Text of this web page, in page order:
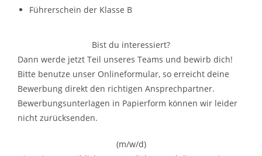
Führerschein der Klasse B
Bist du interessiert?
Dann werde jetzt Teil unseres Teams und bewirb dich!
Bitte benutze unser Onlineformular, so erreicht deine
Bewerbung direkt den richtigen Ansprechpartner.
Bewerbungsunterlagen in Papierform können wir leider
nicht zurücksenden.
(m/w/d)